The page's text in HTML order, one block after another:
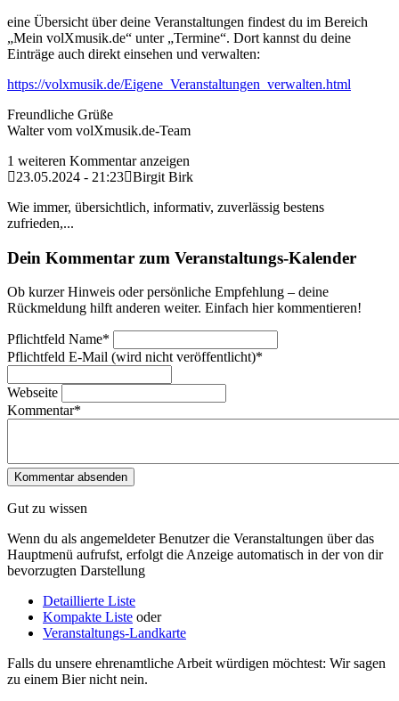
eine Übersicht über deine Veranstaltungen findest du im Bereich
„Mein volXmusik.de“ unter „Termine“. Dort kannst du deine
Einträge auch direkt einsehen und verwalten:
https://volxmusik.de/Eigene_Veranstaltungen_verwalten.html
Freundliche Grüße
Walter vom volXmusik.de-Team
1 weiteren Kommentar anzeigen
23.05.2024 - 21:23 Birgit Birk
Wie immer, übersichtlich, informativ, zuverlässig bestens
zufrieden,...
Dein Kommentar zum Veranstaltungs-Kalender
Ob kurzer Hinweis oder persönliche Empfehlung – deine
Rückmeldung hilft anderen weiter. Einfach hier kommentieren!
Pflichtfeld Name*
Pflichtfeld E-Mail (wird nicht veröffentlicht)*
Webseite
Kommentar*
Gut zu wissen
Wenn du als angemeldeter Benutzer die Veranstaltungen über das
Hauptmenü aufrufst, erfolgt die Anzeige automatisch in der von dir
bevorzugten Darstellung
Detaillierte Liste
Kompakte Liste oder
Veranstaltungs-Landkarte
Falls du unsere ehrenamtliche Arbeit würdigen möchtest: Wir sagen
zu einem Bier nicht nein.